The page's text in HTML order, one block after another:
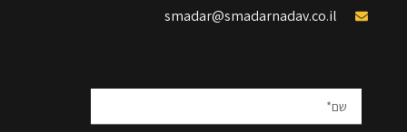
smadar@smadarnadav.co.il